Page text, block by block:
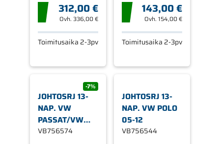
312,00 €
Ovh. 336,00 €
Toimitusaika 2-3pv
143,00 €
Ovh.154,00 €
Toimitusaika 2-3pv
-7%
JOHTOSRJ 13-
NAP. VW
PASSAT/VW
CC/VW JETTA
VB756574
JOHTOSRJ 13-
NAP. VW POLO
05-12
VB756544